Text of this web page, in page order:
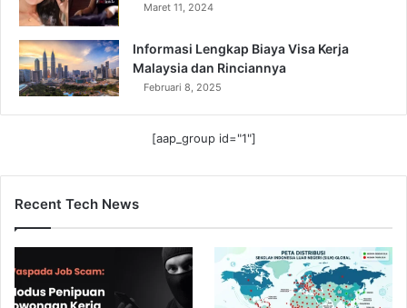
Maret 11, 2024
Informasi Lengkap Biaya Visa Kerja
Malaysia dan Rinciannya
Februari 8, 2025
[aap_group id="1"]
Recent Tech News